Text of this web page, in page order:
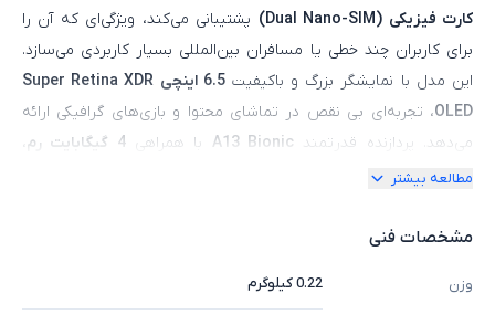
کارت فیزیکی (Dual Nano-SIM)
پشتیبانی می‌کند، ویژگی‌ای که آن را
برای کاربران چند خطی یا مسافران بین‌المللی بسیار کاربردی می‌سازد.
این مدل با نمایشگر بزرگ و باکیفیت
6.5 اینچی Super Retina XDR
OLED، تجربه‌ای بی‌ نقص در تماشای محتوا و بازی‌های گرافیکی ارائه
می‌دهد. پردازنده قدرتمند A13 Bionic با همراهی4 گیگابایت رم
عملکرد سریع و روان را در همه‌ی بخش‌ها تضمین می‌کند. سیستم
تصاویر حرفه‌ای با جزئیات بالا در شرایط نوری مختلف را فراهم می‌ سازد.
زیبایی، دوام بالایی به دستگاه بخشیده است. نسخه استوک این گوشی با
مطالعه بیشتر
مشخصات فنی
وزن 0.22 کیلوگرم